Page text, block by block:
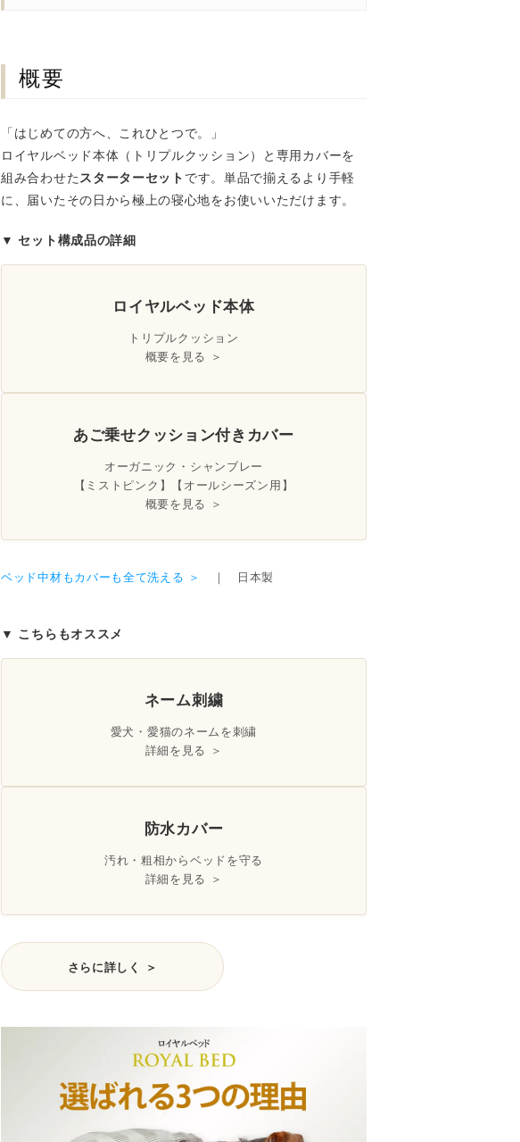
概要
「はじめての方へ、これひとつで。」
ロイヤルベッド本体（トリプルクッション）と専用カバーを
組み合わせた スターターセット です。単品で揃えるより手軽
に、届いたその日から極上の寝心地をお使いいただけます。
▼ セット構成品の詳細
ロイヤルベッド本体
トリプルクッション
概要を見る ＞
あご乗せクッション付きカバー
オーガニック・シャンブレー
【ミストピンク】【オールシーズン用】
概要を見る ＞
ベッド中材もカバーも全て洗える ＞ ｜ 日本製
▼ こちらもオススメ
ネーム刺繍
愛犬・愛猫のネームを刺繍
詳細を見る ＞
防水カバー
汚れ・粗相からベッドを守る
詳細を見る ＞
さらに詳しく ＞